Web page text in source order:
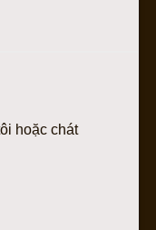
hoặc chát